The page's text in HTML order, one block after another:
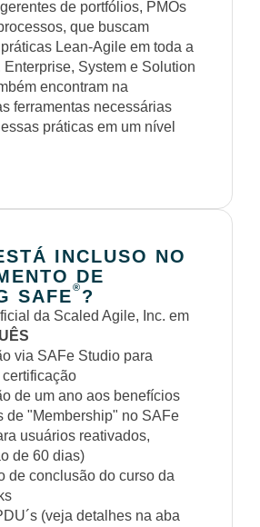
de portfólios, PMOs
que buscam
Lean-Agile em toda a
System e Solution
encontram na
ferramentas necessárias
práticas em um nível
INCLUSO NO
DE
SAFE® ?
da Scaled Agile, Inc. em
via SAFe Studio para
de um ano aos benefícios
de "Membership" no SAFe
usuários reativados,
de 60 dias)
de conclusão do curso da
(veja detalhes na aba